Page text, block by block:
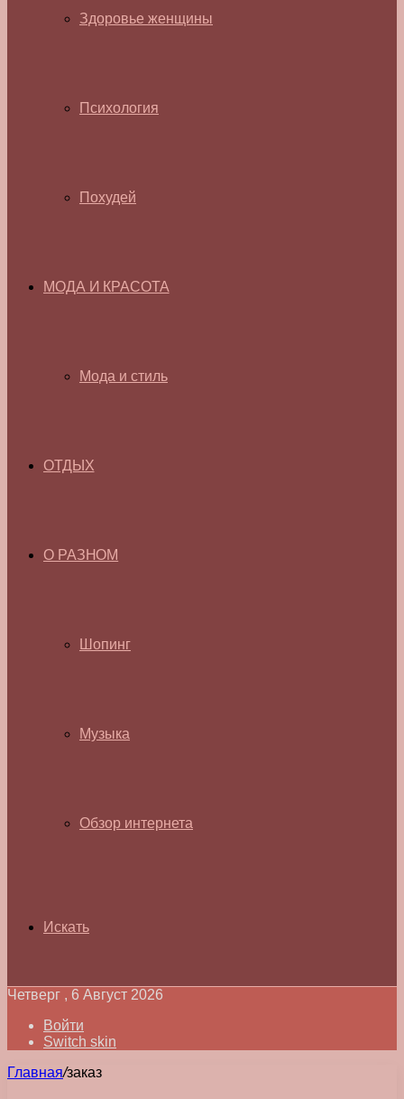
Здоровье женщины
Психология
Похудей
МОДА И КРАСОТА
Мода и стиль
ОТДЫХ
О РАЗНОМ
Шопинг
Музыка
Обзор интернета
Искать
Четверг , 6 Август 2026
Войти
Switch skin
Главная/заказ